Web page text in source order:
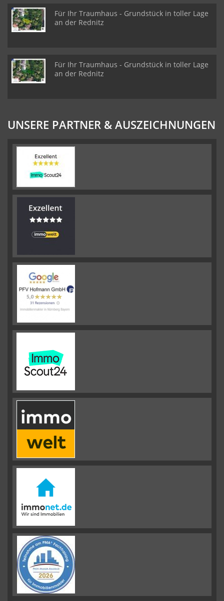
Für Ihr Traumhaus - Grundstück in toller Lage
an der Rednitz
Für Ihr Traumhaus - Grundstück in toller Lage
an der Rednitz
UNSERE PARTNER & AUSZEICHNUNGEN